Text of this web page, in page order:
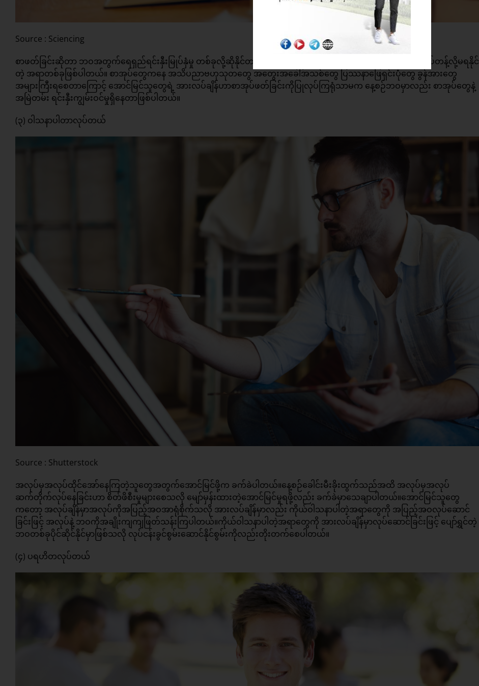
Source : Sciencing
စာဖတ်ခြင်းဆိုတာ ဘဝအတွက်ရေရှည်ရင်းနှီးမြုပ်နှံမှု တစ်ခုလို့ဆိုနိုင်တာကြောင့် အောင်မြင်နေသူတွေအဖို့ စာဖတ်ခြင်းဟာ ရပ်တန့်လို့မရနိုင်
တဲ့ အရာတစ်ခုဖြစ်ပါတယ်။ စာအုပ်တွေကနေ အသိပညာဗဟုသုတတွေ အတွေးအခေါ်အသစ်တွေ ပြဿနာဖြေရှင်းပုံတွေ ခွန်အားတွေ
အများကြီးရစေတာကြောင့် အောင်မြင်သူတွေရဲ့ အားလပ်ချိန်ဟာစာအုပ်ဖတ်ခြင်းကိုပြုလုပ်ကြရုံသာမက နေ့စဉ်ဘဝမှာလည်း စာအုပ်တွေနဲ့
အမြဲတမ်း ရင်းနှီးကျွမ်းဝင်မှုရှိနေတာဖြစ်ပါတယ်။
(၃) ဝါသနာပါတာလုပ်တယ်
Source : Shutterstock
အလုပ်မှအလုပ်ထိုင်အော်နေကြတဲ့သူတွေအတွက်အောင်မြင်ဖို့က ခက်ခဲပါတယ်။နေ့စဉ်ခေါင်းမီးခိုးထွက်သည်အထိ အလုပ်မှအလုပ်
ဆက်တိုက်လုပ်နေခြင်းဟာ စိတ်ဖိစီးမှုများစေသလို မျော်မှန်းထားတဲ့အောင်မြင်မှုရဖို့လည်း ခက်ခဲမှာသေချာပါတယ်။အောင်မြင်သူတွေ
ကတော့ အလုပ်ချိန်မှာအလုပ်ကိုအပြည့်အဝအာရုံစိုက်သလို အားလပ်ချိန်မှာလည်း ကိုယ်ဝါသနာပါတဲ့အရာတွေကို အပြည့်အဝလုပ်ဆောင်
ခြင်းဖြင့် အလုပ်နဲ့ ဘဝကိုအချိုးကျကျဖြတ်သန်းကြပါတယ်။ကိုယ်ဝါသနာပါတဲ့အရာတွေကို အားလပ်ချိန်မှာလုပ်ဆောင်ခြင်းဖြင့် ပျော်ရွှင်တဲ့
ဘဝတစ်ခုပိုင်ဆိုင်နိုင်မှာဖြစ်သလို လုပ်ငန်းခွင်စွမ်းဆောင်နိုင်စွမ်းကိုလည်းတိုးတက်စေပါတယ်။
(၄) ပရဟိတလုပ်တယ်